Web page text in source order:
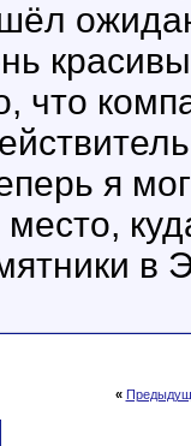
что
я
в
«